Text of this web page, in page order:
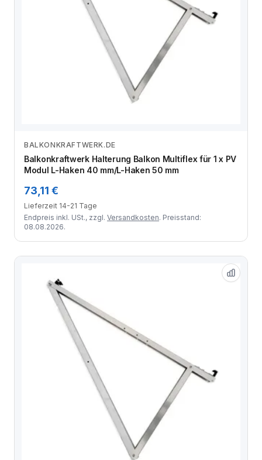
Zum Angebot
BALKONKRAFTWERK.DE
Balkonkraftwerk Halterung Balkon Multiflex für 1 x PV
Modul L-Haken 40 mm/L-Haken 50 mm
73,11 €
Lieferzeit 14-21 Tage
Endpreis inkl. USt., zzgl. Versandkosten. Preisstand:
08.08.2026.